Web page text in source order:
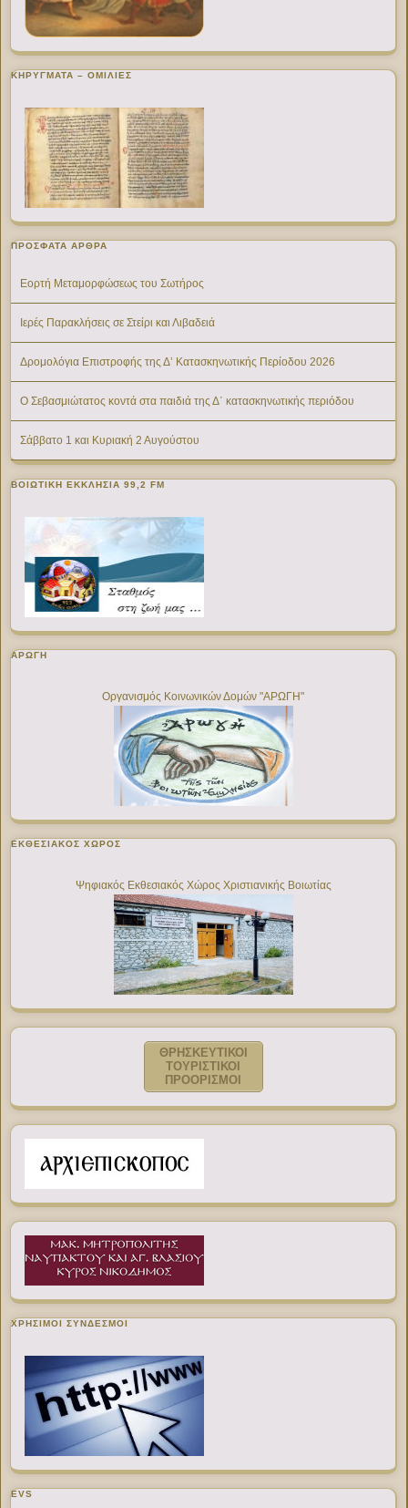
ΚΗΡΥΓΜΑΤΑ – ΟΜΙΛΙΕΣ
ΠΡΌΣΦΑΤΑ ΆΡΘΡΑ
Εορτή Μεταμορφώσεως του Σωτήρος
Ιερές Παρακλήσεις σε Στείρι και Λιβαδειά
Δρομολόγια Επιστροφής της Δ’ Κατασκηνωτικής Περίοδου 2026
Ο Σεβασμιώτατος κοντά στα παιδιά της Δ΄ κατασκηνωτικής περιόδου
Σάββατο 1 και Κυριακή 2 Αυγούστου
ΒΟΙΩΤΙΚΉ ΕΚΚΛΗΣΊΑ 99,2 FM
ΑΡΩΓΗ
Οργανισμός Κοινωνικών Δομών "ΑΡΩΓΗ"
ΕΚΘΕΣΙΑΚΌΣ ΧΏΡΟΣ
Ψηφιακός Εκθεσιακός Χώρος Χριστιανικής Βοιωτίας
ΘΡΗΣΚΕΥΤΙΚΟΙ
ΤΟΥΡΙΣΤΙΚΟΙ
ΠΡΟΟΡΙΣΜΟΙ
ΧΡΉΣΙΜΟΙ ΣΎΝΔΕΣΜΟΙ
EVS